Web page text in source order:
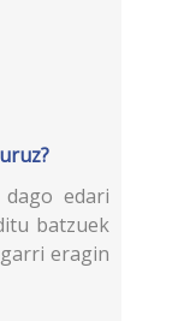
edari
batzuek
eragin